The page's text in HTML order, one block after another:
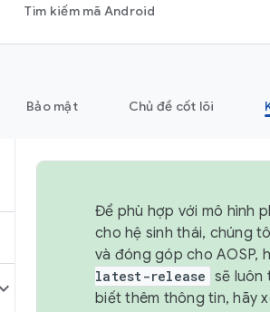
Tìm kiếm mã Android
Bảo mật Chủ đề cốt lõi
Để phù hợp với mô hình
cho hệ sinh thái, chúng
và đóng góp cho AOSP,
latest-release sẽ luôn
biết thêm thông tin, hãy